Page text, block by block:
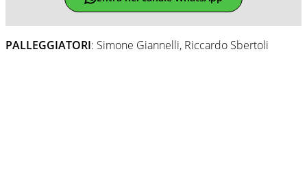
PALLEGGIATORI: Simone Giannelli, Riccardo Sbertoli